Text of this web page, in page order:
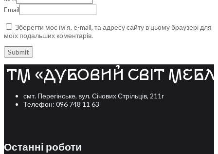
Email
Зберегти моє ім'я, e-mail, та адресу сайту в цьому браузері для
моїх подальших коментарів.
смт. Перегінське, вул. Січових Стрільців, 211г
Телефон: 096 748 11 63
Останні роботи